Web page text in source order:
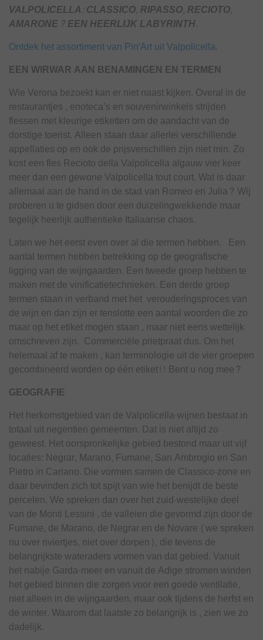
VALPOLICELLA: CLASSICO, RIPASSO, RECIOTO,
AMARONE? EEN HEERLIJK LABYRINTH.
Ontdek het assortiment van Pin'Art uit Valpolicella.
EEN WIRWAR AAN BENAMINGEN EN TERMEN
Wie Verona bezoekt kan er niet naast kijken. Overal in de
restaurantjes , enoteca’s en souvenirwinkels strijden
flessen met kleurige etiketten om de aandacht van de
dorstige toerist. Alleen staan daar allerlei verschillende
appellaties op en ook de prijsverschillen zijn niet min. Zo
kost een fles Recioto della Valpolicella algauw vier keer
meer dan een gewone Valpolicella tout court. Wat is daar
allemaal aan de hand in de stad van Romeo en Julia? Wij
proberen u te gidsen door een duizelingwekkende maar
tegelijk heerlijk authentieke Italiaanse chaos.
Laten we het eerst even over al die termen hebben. Een
aantal termen hebben betrekking op de geografische
ligging van de wijngaarden. Een tweede groep hebben te
maken met de vinificatietechnieken. Een derde groep
termen staan in verband met het verouderingsproces van
de wijn en dan zijn er tenslotte een aantal woorden die zo
maar op het etiket mogen staan , maar niet eens wettelijk
omschreven zijn. Commerciële prietpraat dus. Om het
helemaal af te maken , kan terminologie uit de vier groepen
gecombineerd worden op één etiket!! Bent u nog mee?
GEOGRAFIE
Het herkomstgebied van de Valpolicella-wijnen bestaat in
totaal uit negentien gemeenten. Dat is niet altijd zo
geweest. Het oorspronkelijke gebied bestond maar uit vijf
locaties: Negrar, Marano, Fumane, San Ambrogio en San
Pietro in Cariano. Die vormen samen de Classico-zone en
daar bevinden zich tot spijt van wie het benijdt de beste
percelen. We spreken dan over het zuid-westelijke deel
van de Monti Lessini , de valleien die gevormd zijn door de
Fumane, de Marano, de Negrar en de Novare (we spreken
nu over riviertjes, niet over dorpen), die tevens de
belangrijkste wateraders vormen van dat gebied. Vanuit
het nabije Garda-meer en vanuit de Adige stromen winden
het gebied binnen die zorgen voor een goede ventilatie,
niet alleen in de wijngaarden, maar ook tijdens de herfst en
de winter. Waarom dat laatste zo belangrijk is , zien we zo
dadelijk.